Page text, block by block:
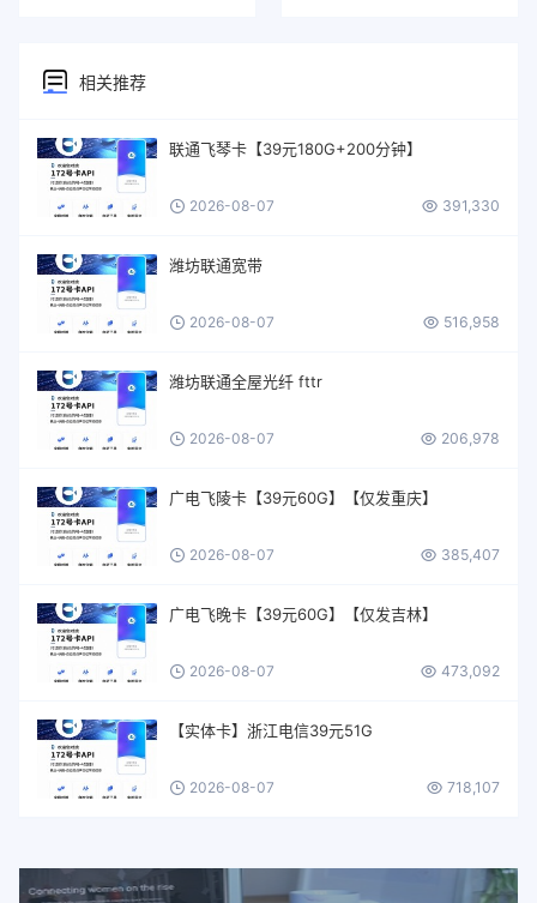
相关推荐
联通飞琴卡【39元180G+200分钟】
2026-08-07 391,330
潍坊联通宽带
2026-08-07 516,958
潍坊联通全屋光纤 fttr
2026-08-07 206,978
广电飞陵卡【39元60G】【仅发重庆】
2026-08-07 385,407
广电飞晚卡【39元60G】【仅发吉林】
2026-08-07 473,092
【实体卡】浙江电信39元51G
2026-08-07 718,107